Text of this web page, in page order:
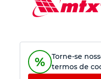
Equipamento de
Outras ferramentas
Torne-se
termos de